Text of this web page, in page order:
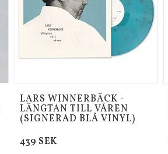
LARS WINNERBÄCK -
LÄNGTAN TILL VÅREN
(SIGNERAD BLÅ VINYL)
439 SEK